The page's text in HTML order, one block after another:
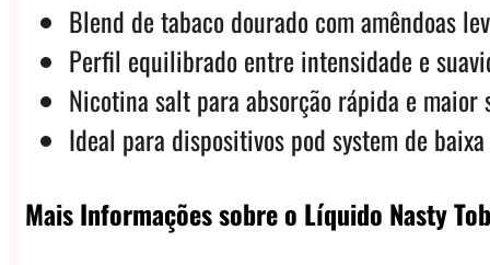
Blend de tabaco dourado com amêndoas
Perfil equilibrado entre intensidade e
Nicotina salt para absorção rápida e maior
Ideal para dispositivos pod system de
Mais Informações sobre o Líquido Nasty